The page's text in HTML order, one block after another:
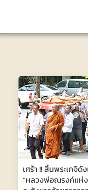
เศร้า !! สิ้นพระเกจิดั
“หลวงพ่อณรงค์แห่ง